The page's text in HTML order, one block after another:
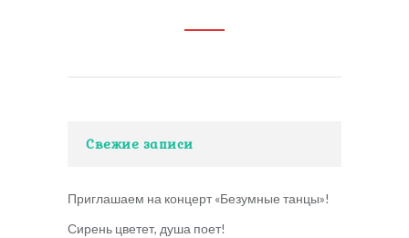
Свежие записи
Приглашаем на концерт «Безумные танцы»!
Сирень цветет, душа поет!